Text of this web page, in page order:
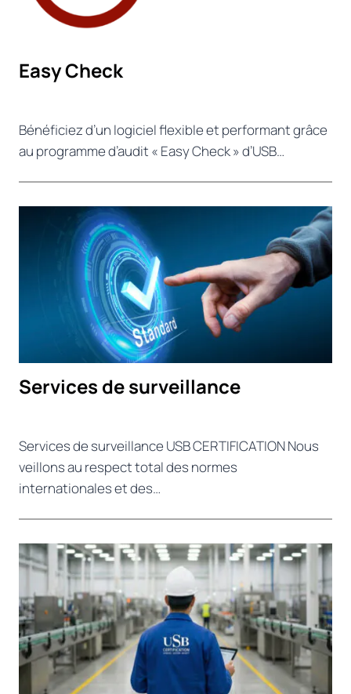
Easy Check
Bénéficiez d’un logiciel flexible et performant grâce
au programme d’audit « Easy Check » d’USB…
Services de surveillance
Services de surveillance USB CERTIFICATION Nous
veillons au respect total des normes
internationales et des…